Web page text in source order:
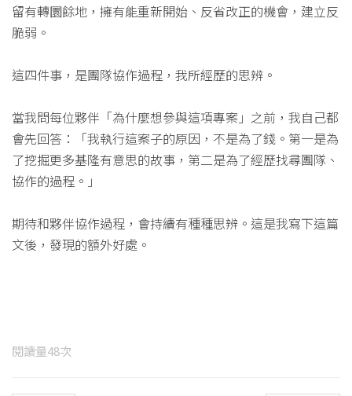
留有轉圜餘地，擁有能重新開始、反省改正的機會，建立反
脆弱。
這四件事，是團隊協作過程，我所經歷的思辨。
當我問每位夥伴「為什麼想參與這項專案」之前，我自己都
會先回答：「我執行這案子的原因，不是為了錢。第一是為
了挖掘更多基隆有意思的故事，第二是為了經歷找尋團隊、
協作的過程。」
期待和夥伴協作過程，會持續有種種思辨。這是我寫下這篇
文後，發現的額外好處。
閱讀量48次